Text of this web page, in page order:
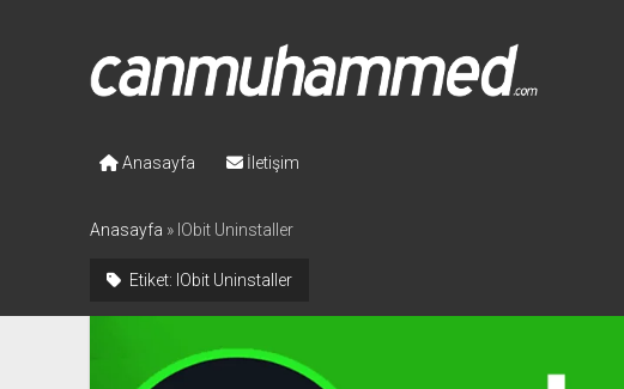
Canmuhammed.com
Anasayfa İletişim
Anasayfa » IObit Uninstaller
Etiket: IObit Uninstaller